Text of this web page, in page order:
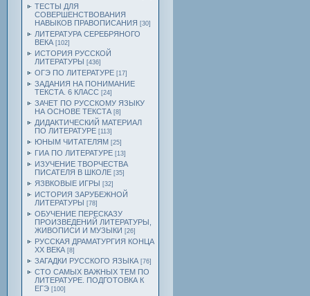
ТЕСТЫ ДЛЯ
СОВЕРШЕНСТВОВАНИЯ
НАВЫКОВ ПРАВОПИСАНИЯ [30]
ЛИТЕРАТУРА СЕРЕБРЯНОГО
ВЕКА [102]
ИСТОРИЯ РУССКОЙ
ЛИТЕРАТУРЫ [436]
ОГЭ ПО ЛИТЕРАТУРЕ [17]
ЗАДАНИЯ НА ПОНИМАНИЕ
ТЕКСТА. 6 КЛАСС [24]
ЗАЧЕТ ПО РУССКОМУ ЯЗЫКУ
НА ОСНОВЕ ТЕКСТА [8]
ДИДАКТИЧЕСКИЙ МАТЕРИАЛ
ПО ЛИТЕРАТУРЕ [113]
ЮНЫМ ЧИТАТЕЛЯМ [25]
ГИА ПО ЛИТЕРАТУРЕ [13]
ИЗУЧЕНИЕ ТВОРЧЕСТВА
ПИСАТЕЛЯ В ШКОЛЕ [35]
ЯЗВКОВЫЕ ИГРЫ [32]
ИСТОРИЯ ЗАРУБЕЖНОЙ
ЛИТЕРАТУРЫ [78]
ОБУЧЕНИЕ ПЕРЕСКАЗУ
ПРОИЗВЕДЕНИЙ ЛИТЕРАТУРЫ,
ЖИВОПИСИ И МУЗЫКИ [26]
РУССКАЯ ДРАМАТУРГИЯ КОНЦА
ХХ ВЕКА [8]
ЗАГАДКИ РУССКОГО ЯЗЫКА [76]
СТО САМЫХ ВАЖНЫХ ТЕМ ПО
ЛИТЕРАТУРЕ. ПОДГОТОВКА К
ЕГЭ [100]